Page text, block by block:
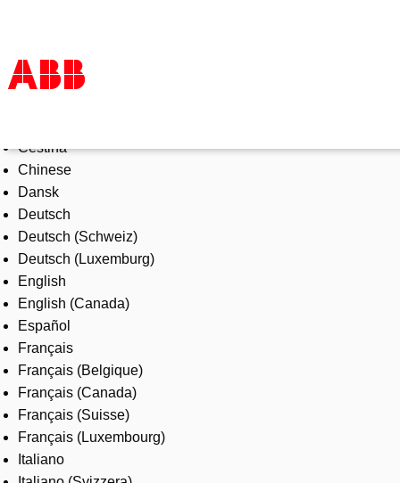
Products & Solutions
Industries
Services
About us
Where to buy
Contact us
Careers
Čeština
Chinese
Dansk
Deutsch
Deutsch (Schweiz)
Deutsch (Luxemburg)
English
English (Canada)
Español
Français
Français (Belgique)
Français (Canada)
Français (Suisse)
Français (Luxembourg)
Italiano